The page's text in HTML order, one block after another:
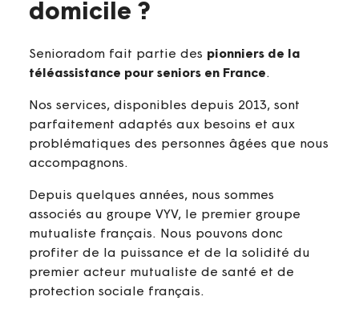
domicile ?
Senioradom fait partie des pionniers de la
téléassistance pour seniors en France.
Nos services, disponibles depuis 2013, sont
parfaitement adaptés aux besoins et aux
problématiques des personnes âgées que nous
accompagnons.
Depuis quelques années, nous sommes
associés au groupe VYV, le premier groupe
mutualiste français. Nous pouvons donc
profiter de la puissance et de la solidité du
premier acteur mutualiste de santé et de
protection sociale français.